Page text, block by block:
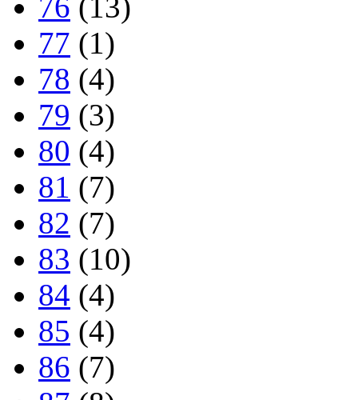
77 (1)
78 (4)
79 (3)
80 (4)
81 (7)
82 (7)
83 (10)
84 (4)
85 (4)
86 (7)